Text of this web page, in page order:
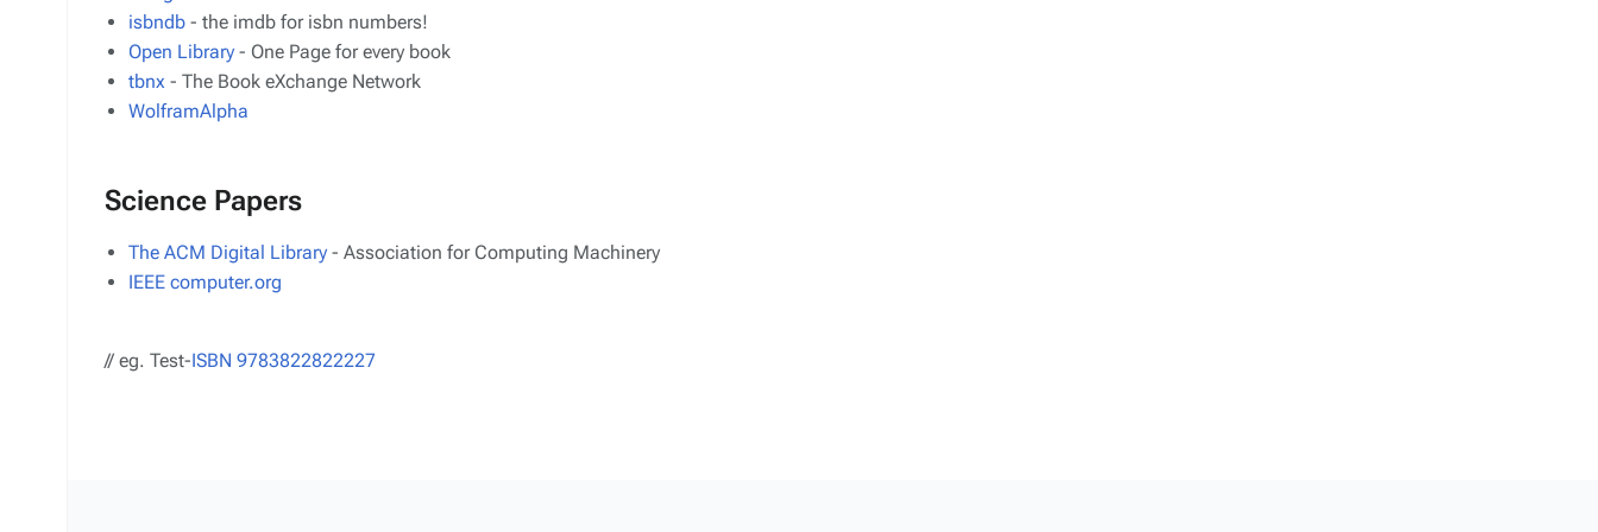
isbndb - the imdb for isbn numbers!
Open Library - One Page for every book
tbnx - The Book eXchange Network
WolframAlpha
Science Papers
The ACM Digital Library - Association for Computing Machinery
IEEE computer.org
// eg. Test-ISBN 9783822822227